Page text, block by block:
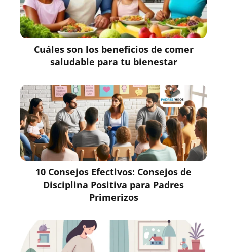
Cuáles son los beneficios de comer
saludable para tu bienestar
10 Consejos Efectivos: Consejos de
Disciplina Positiva para Padres
Primerizos